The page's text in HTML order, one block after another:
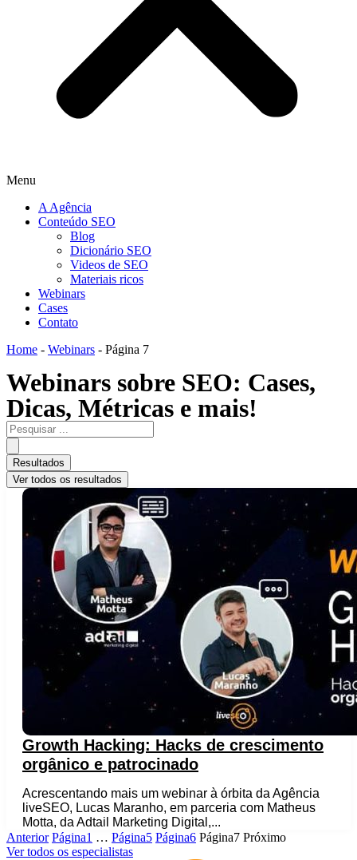
Menu
A Agência
Conteúdo SEO
Blog
Dicionário SEO
Videos de SEO
Materiais ricos
Webinars
Cases
Contato
Home - Webinars - Página 7
Webinars sobre SEO: Cases,
Dicas, Métricas e mais!
Pesquisar
...
Resultados
Ver todos os resultados
Growth Hacking: Hacks de crescimento
orgânico e patrocinado
Acrescentando mais um webinar à órbita da Agência
liveSEO, Lucas Maranho, em parceria com Matheus
Motta, da Adtail Marketing Digital,...
Anterior Página1 … Página5 Página6 Página7 Próximo
Ver todos os especialistas